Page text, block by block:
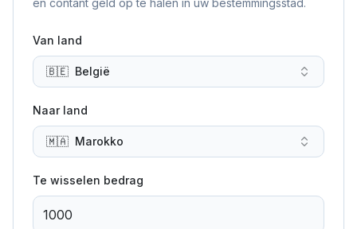
en contant geld op te halen in uw bestemmingsstad.
Van land
🇧🇪 België
Naar land
🇲🇦 Marokko
Te wisselen bedrag